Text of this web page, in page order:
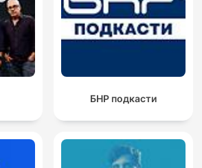
БНР подкасти